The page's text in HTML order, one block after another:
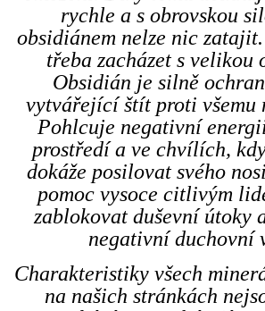
rychle a s obrovskou
obsidiánem nelze nic
třeba zacházet s velikou
Obsidián je silně
vytvářející štít proti všemu
Pohlcuje negativní
prostředí a ve chvílích,
dokáže posilovat svého
pomoc vysoce citlivým
zablokovat duševní útoky
negativní duchovní
Charakteristiky všech
na našich stránkách